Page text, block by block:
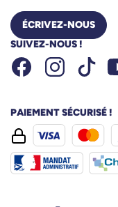
ÉCRIVEZ-NOUS
SUIVEZ-NOUS !
FacebookInstagram
PAIEMENT SÉCURISÉ !